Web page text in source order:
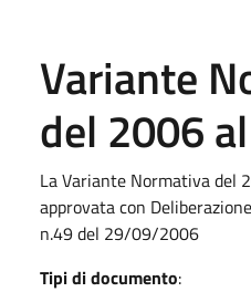
Variante
del 2006 al
La Variante Normativa del
approvata con
n.49 del 29/09/2006
Tipi di documento: